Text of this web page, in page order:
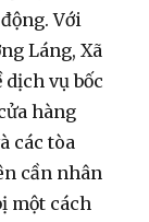
Với
Láng, Xã
dịch vụ bốc
hàng
các tòa
cần nhân
một cách